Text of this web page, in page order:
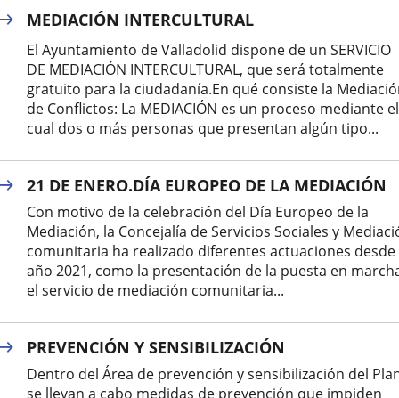
MEDIACIÓN INTERCULTURAL
El Ayuntamiento de Valladolid dispone de un SERVICIO
DE MEDIACIÓN INTERCULTURAL, que será totalmente
gratuito para la ciudadanía.En qué consiste la
de Conflictos: La MEDIACIÓN es un proceso mediante el
cual dos o más personas que presentan algún tipo...
21 DE ENERO.DÍA EUROPEO DE LA MEDIACIÓN
Con motivo de la celebración del Día Europeo de la
Mediación, la Concejalía de Servicios Sociales y
comunitaria ha realizado diferentes actuaciones desde
año 2021, como la presentación de la puesta en
el servicio de mediación comunitaria...
PREVENCIÓN Y SENSIBILIZACIÓN
Dentro del Área de prevención y sensibilización del
se llevan a cabo medidas de prevención que impiden